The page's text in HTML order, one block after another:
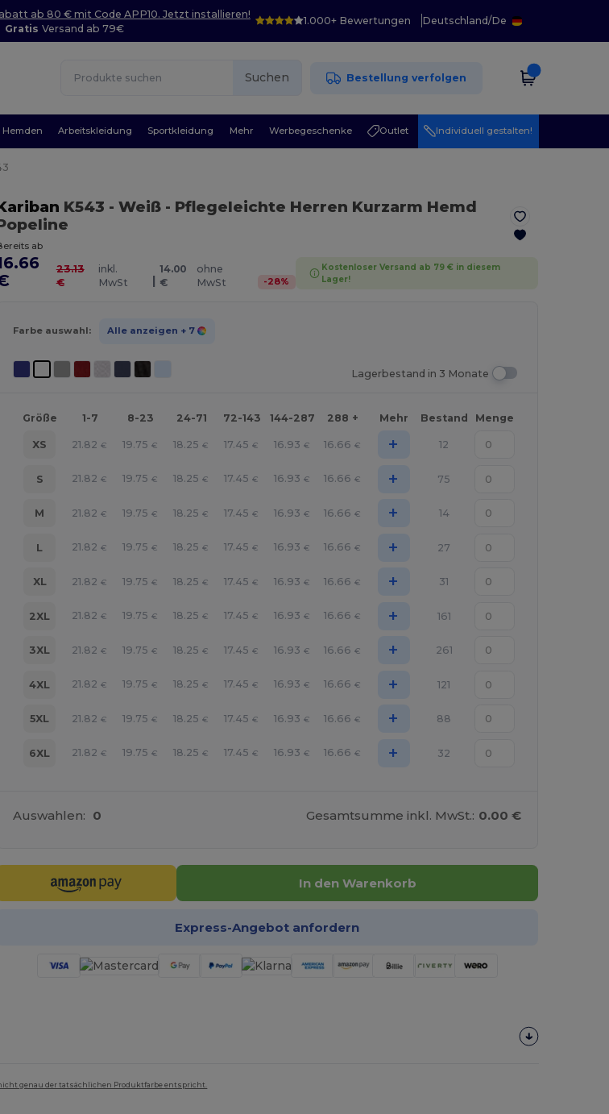
ab 80 € mit Code APP10. Jetzt installieren!
GratisVersand ab 79€
1.000+ Bewertungen Deutschland/De
Suchen Bestellung verfolgen
Hemden Arbeitskleidung Sportkleidung Mehr Werbegeschenke Outlet Individuell gestalten!
K543 - Weiß- Pflegeleichte Herren Kurzarm Hemd
ab
23.13
€
inkl.
MwSt
|
14.00
€
ohne
MwSt
-28%
Kostenloser Versand ab 79 € in diesem
Lager!
Farbe auswahl: Alle anzeigen + 7
Lagerbestand in 3 Monate
Größe 1-7 8-23 24-71 72-143 144-287 288 + Mehr Bestand Menge
XS 21.82 € 19.75 € 18.25 € 17.45 € 16.93 € 16.66 € + 12
S 21.82 € 19.75 € 18.25 € 17.45 € 16.93 € 16.66 € + 75
M 21.82 € 19.75 € 18.25 € 17.45 € 16.93 € 16.66 € + 14
L 21.82 € 19.75 € 18.25 € 17.45 € 16.93 € 16.66 € + 27
XL 21.82 € 19.75 € 18.25 € 17.45 € 16.93 € 16.66 € + 31
2XL 21.82 € 19.75 € 18.25 € 17.45 € 16.93 € 16.66 € + 161
3XL 21.82 € 19.75 € 18.25 € 17.45 € 16.93 € 16.66 € + 261
4XL 21.82 € 19.75 € 18.25 € 17.45 € 16.93 € 16.66 € + 121
5XL 21.82 € 19.75 € 18.25 € 17.45 € 16.93 € 16.66 € + 88
6XL 21.82 € 19.75 € 18.25 € 17.45 € 16.93 € 16.66 € + 32
Auswahlen: 0 Gesamtsumme inkl. MwSt.: 0.00 €
In den Warenkorb
Express-Angebot anfordern
genau der tatsächlichen Produktfarbe entspricht.